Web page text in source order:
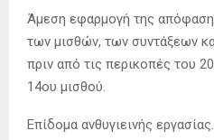
Άμεση εφαρμογή της
των μισθών, των συντάξεων
πριν από τις περικοπές του
14ου μισθού.
Επίδομα ανθυγιεινής